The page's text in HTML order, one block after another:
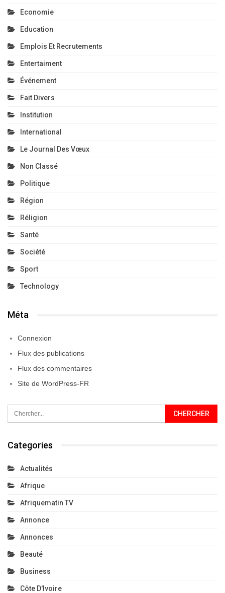
Economie
Education
Emplois Et Recrutements
Entertaiment
Événement
Fait Divers
Institution
International
Le Journal Des Vœux
Non Classé
Politique
Région
Réligion
Santé
Société
Sport
Technology
Méta
Connexion
Flux des publications
Flux des commentaires
Site de WordPress-FR
Categories
Actualités
Afrique
Afriquematin TV
Annonce
Annonces
Beauté
Business
Côte D'Ivoire